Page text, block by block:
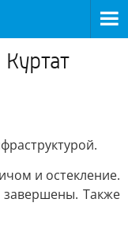
и остекление.
Также